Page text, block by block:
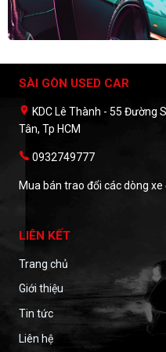
SÀI GÒN USED CAR
KDC Lê Thành - 55 Đường
Tân, Tp HCM
0932749777
Mua bán trao đổi các dòng xe
LIÊN KẾT
Trang chủ
Giới thiệu
Tin tức
Liên hệ